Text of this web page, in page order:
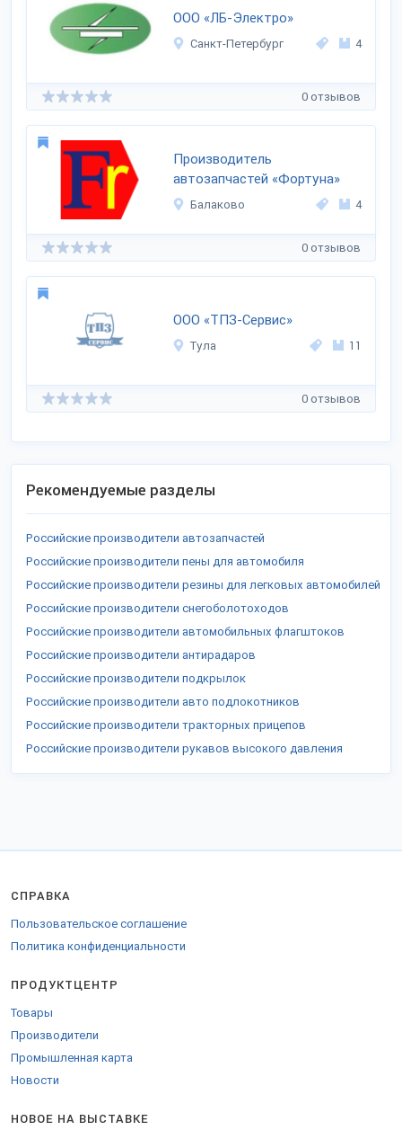
ООО «ЛБ-Электро»
Санкт-Петербург 4
0 отзывов
Производитель
автозапчастей «Фортуна»
Балаково 4
0 отзывов
ООО «ТПЗ-Сервис»
Тула 11
0 отзывов
Рекомендуемые разделы
Российские производители автозапчастей
Российские производители пены для автомобиля
Российские производители резины для легковых автомобилей
Российские производители снегоболотоходов
Российские производители автомобильных флагштоков
Российские производители антирадаров
Российские производители подкрылок
Российские производители авто подлокотников
Российские производители тракторных прицепов
Российские производители рукавов высокого давления
СПРАВКА
Пользовательское соглашение
Политика конфиденциальности
ПРОДУКТЦЕНТР
Товары
Производители
Промышленная карта
Новости
НОВОЕ НА ВЫСТАВКЕ